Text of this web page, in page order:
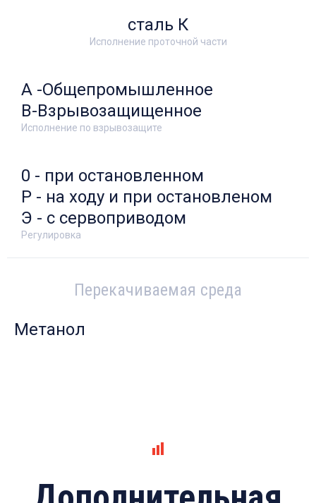
Исполнение проточной части
сталь К
Исполнение по взрывозащите
А -Общепромышленное
В-Взрывозащищенное
Регулировка
0 - при остановленном
Р - на ходу и при остановленом
Э - с сервоприводом
Перекачиваемая среда
Метанол